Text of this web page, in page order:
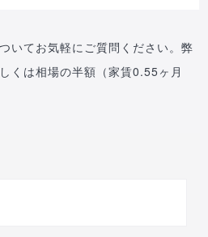
いてお気軽にご質問ください。弊
くは相場の半額（家賃0.55ヶ月